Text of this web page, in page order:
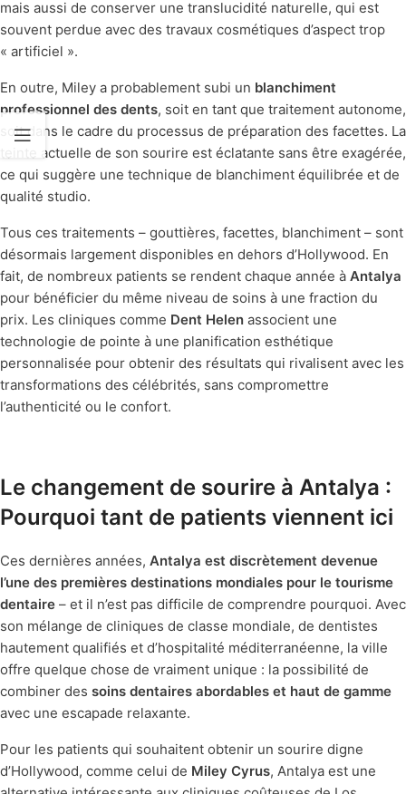
mais aussi de conserver une translucidité naturelle, qui est
souvent perdue avec des travaux cosmétiques d’aspect trop
« artificiel ».
En outre, Miley a probablement subi un blanchiment
professionnel des dents, soit en tant que traitement autonome,
soit dans le cadre du processus de préparation des facettes. La
teinte actuelle de son sourire est éclatante sans être exagérée,
ce qui suggère une technique de blanchiment équilibrée et de
qualité studio.
Tous ces traitements – gouttières, facettes, blanchiment – sont
désormais largement disponibles en dehors d’Hollywood. En
fait, de nombreux patients se rendent chaque année à Antalya
pour bénéficier du même niveau de soins à une fraction du
prix. Les cliniques comme Dent Helen associent une
technologie de pointe à une planification esthétique
personnalisée pour obtenir des résultats qui rivalisent avec les
transformations des célébrités, sans compromettre
l’authenticité ou le confort.
Le changement de sourire à Antalya :
Pourquoi tant de patients viennent ici
Ces dernières années, Antalya est discrètement devenue
l’une des premières destinations mondiales pour le tourisme
dentaire – et il n’est pas difficile de comprendre pourquoi. Avec
son mélange de cliniques de classe mondiale, de dentistes
hautement qualifiés et d’hospitalité méditerranéenne, la ville
offre quelque chose de vraiment unique : la possibilité de
combiner des soins dentaires abordables et haut de gamme
avec une escapade relaxante.
Pour les patients qui souhaitent obtenir un sourire digne
d’Hollywood, comme celui de Miley Cyrus, Antalya est une